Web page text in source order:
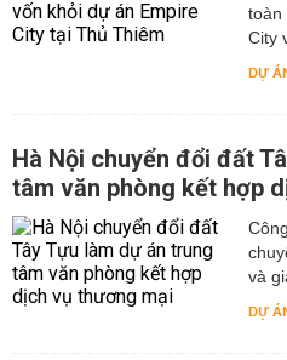
toàn
City
DỰ
Hà Nội chuyển đổi đất
tâm văn phòng kết hợp
và
DỰ